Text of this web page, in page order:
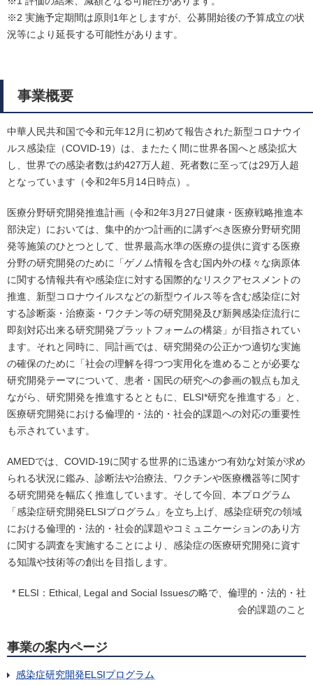
※2 実施予定期間は原則1年としますが、公募開始後の予算成立の状
況等により延長する可能性があります。
事業概要
中華人民共和国で令和元年12月に初めて報告された新型コロナウイ
ルス感染症（COVID-19）は、またたく間に世界各国へと感染拡大
し、世界での感染者数は約427万人超、死者数に至っては29万人超
となっています（令和2年5月14日時点）。
医療分野研究開発推進計画（令和2年3月27日健康・医療戦略推進本
部決定）においては、集中的かつ計画的に講ずべき医療分野研究開
発等施策のひとつとして、世界最高水準の医療の提供に資する医療
分野の研究開発のために「ゲノム情報を含む国内外の様々な病原体
に関する情報共有や感染症に対する国際的なリスクアセスメントの
推進、新型コロナウイルスなどの新型ウイルス等を含む感染症に対
する診断薬・治療薬・ワクチン等の研究開発及び新興感染症流行に
即刻対応出来る研究開発プラットフォームの構築」が目指されてい
ます。それと同時に、同計画では、研究開発の公正かつ適切な実施
の確保のために「社会の理解を得つつ実用化を進めることが必要な
研究開発テーマについて、患者・国民の研究への参画の観点も加え
ながら、研究開発を推進するとともに、ELSI*研究を推進する」と、
医療研究開発における倫理的・法的・社会的課題への対応の重要性
も示されています。
AMEDでは、COVID-19に関する世界的に迅速かつ有効な対策が求め
られる状況に鑑み、診断法や治療法、ワクチンや医療機器等に関す
る研究開発を幅広く推進しています。そして今回、本プログラム
「感染症研究開発ELSIプログラム」を立ち上げ、感染症研究の領域
における倫理的・法的・社会的課題やコミュニケーションのあり方
に関する調査を実施することにより、感染症の医療研究開発に資す
る知識や技術等の創出を目指します。
* ELSI：Ethical, Legal and Social Issuesの略で、倫理的・法的・社
会的課題のこと
事業の案内ページ
感染症研究開発ELSIプログラム